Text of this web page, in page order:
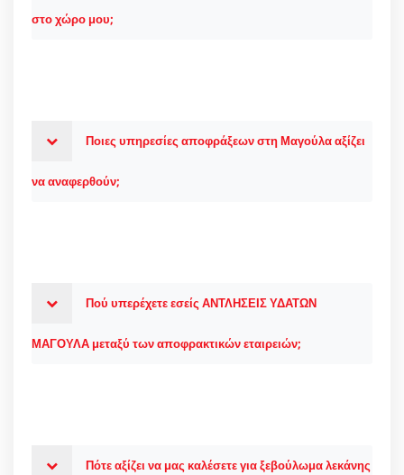
στο χώρο μου;
Ποιες υπηρεσίες αποφράξεων στη Μαγούλα αξίζει
να αναφερθούν;
Πού υπερέχετε εσείς ΑΝΤΛΗΣΕΙΣ ΥΔΑΤΩΝ
ΜΑΓΟΥΛΑ μεταξύ των αποφρακτικών εταιρειών;
Πότε αξίζει να μας καλέσετε για ξεβούλωμα λεκάνης